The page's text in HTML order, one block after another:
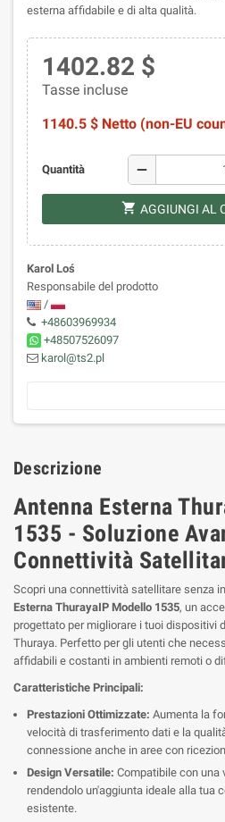
esterna affidabile e di alta qualità.
1402.82 $
Tasse incluse
1140.5 $ Netto (non-EU
Quantità remove
shopping_cart AGGIUNGI AL
Karol Loś
Responsabile del prodotto
/
+48603969934
+48507526097
karol@ts2.pl
Descrizione
Antenna Esterna
1535 - Soluzione
Connettività
Scopri una connettività satellitare senza
Esterna ThurayaIP Modello 1535, un
progettato per migliorare i tuoi dispositivi
Thuraya. Perfetto per gli utenti che
affidabili e costanti in ambienti remoti o
Caratteristiche Principali:
Prestazioni Ottimizzate: Aumenta la
velocità di trasferimento dati e la
connessione anche in aree con
Design Versatile: Compatibile con una
rendendolo un'aggiunta ideale alla tua
esistente.